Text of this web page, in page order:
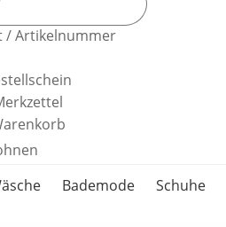
/ Artikelnummer
Bademode Schuhe